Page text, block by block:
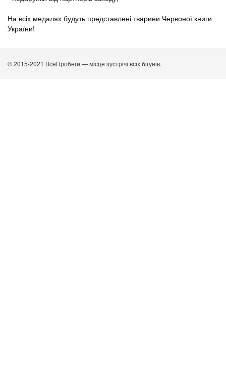
На всіх медалях будуть представлені тварини Червоної книги
України!
© 2015-2021 ВсеПробеги — місце зустрічі всіх бігунів.